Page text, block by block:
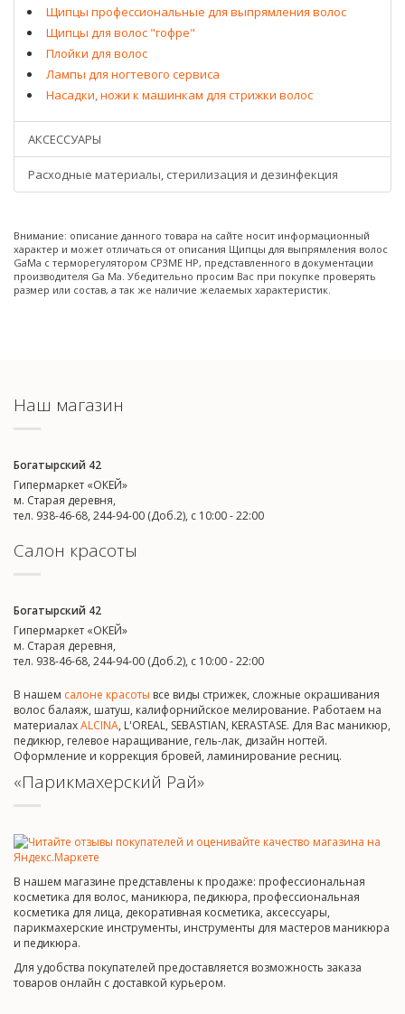
Щипцы профессиональные для выпрямления волос
Щипцы для волос "гофре"
Плойки для волос
Лампы для ногтевого сервиса
Насадки, ножи к машинкам для стрижки волос
АКСЕССУАРЫ
Расходные материалы, стерилизация и дезинфекция
Внимание: описание данного товара на сайте носит информационный
характер и может отличаться от описания Щипцы для выпрямления волос
GaMa c терморегулятором CP3ME HP, представленного в документации
производителя Ga Ma. Убедительно просим Вас при покупке проверять
размер или состав, а так же наличие желаемых характеристик.
Наш магазин
Богатырский 42
Гипермаркет «ОКЕЙ»
м. Старая деревня,
тел. 938-46-68, 244-94-00 (Доб.2), c 10:00 - 22:00
Салон красоты
Богатырский 42
Гипермаркет «ОКЕЙ»
м. Старая деревня,
тел. 938-46-68, 244-94-00 (Доб.2), c 10:00 - 22:00
В нашем салоне красоты все виды стрижек, сложные окрашивания
волос балаяж, шатуш, калифорнийское мелирование. Работаем на
материалахALCINA, L'OREAL, SEBASTIAN, KERASTASE. Для Вас маникюр,
педикюр, гелевое наращивание, гель-лак, дизайн ногтей.
Оформление и коррекция бровей, ламинирование ресниц.
«Парикмахерский Рай»
В нашем магазине представлены к продаже: профессиональная
косметика для волос, маникюра, педикюра, профессиональная
косметика для лица, декоративная косметика, аксессуары,
парикмахерские инструменты, инструменты для мастеров маникюра
и педикюра.
Для удобства покупателей предоставляется возможность заказа
товаров онлайн с доставкой курьером.